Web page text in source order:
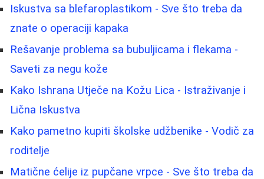
Iskustva sa blefaroplastikom - Sve što treba da
znate o operaciji kapaka
Rešavanje problema sa bubuljicama i flekama -
Saveti za negu kože
Kako Ishrana Utječe na Kožu Lica - Istraživanje i
Lična Iskustva
Kako pametno kupiti školske udžbenike - Vodič za
roditelje
Matične ćelije iz pupčane vrpce - Sve što treba da